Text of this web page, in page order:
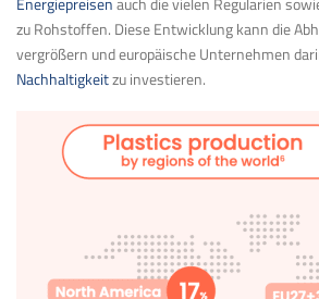
zu Rohstoffen. Diese Entwicklung kann die
vergrößern und europäische Unternehmen
Nachhaltigkeitzu investieren.